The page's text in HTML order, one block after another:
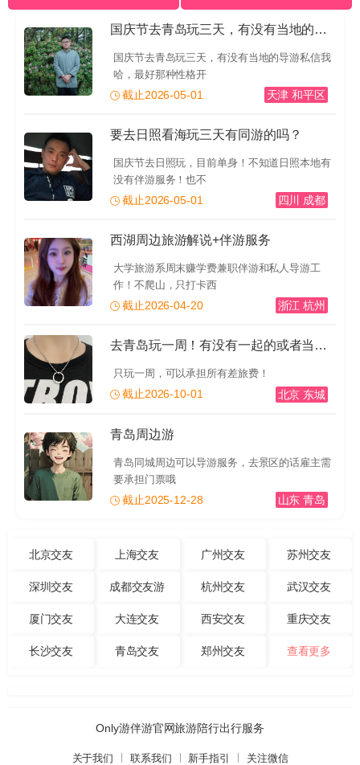
国庆节去青岛玩三天，有没有当地的导游私信我哈
国庆节去青岛玩三天，有没有当地的导游私信我
哈，最好那种性格开
截止2026-05-01 天津 和平区
要去日照看海玩三天有同游的吗？
国庆节去日照玩，目前单身！不知道日照本地有
没有伴游服务！也不
截止2026-05-01 四川 成都
西湖周边旅游解说+伴游服务
大学旅游系周末赚学费兼职伴游和私人导游工
作！不爬山，只打卡西
截止2026-04-20 浙江 杭州
去青岛玩一周！有没有一起的或者当地的导游推荐一下！有
只玩一周，可以承担所有差旅费！
截止2026-10-01 北京 东城
青岛周边游
青岛同城周边可以导游服务，去景区的话雇主需
要承担门票哦
截止2025-12-28 山东 青岛
北京交友 上海交友 广州交友 苏州交友
深圳交友 成都交友游 杭州交友 武汉交友
厦门交友 大连交友 西安交友 重庆交友
长沙交友 青岛交友 郑州交友 查看更多
Only游伴游官网旅游陪行出行服务
关于我们 联系我们 新手指引 关注微信